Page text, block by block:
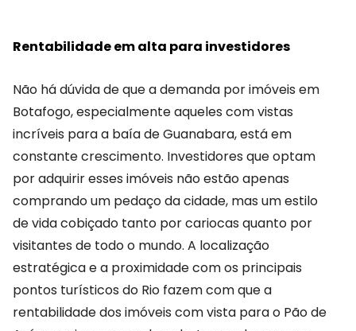
Rentabilidade em alta para investidores
Não há dúvida de que a demanda por imóveis em
Botafogo, especialmente aqueles com vistas
incríveis para a baía de Guanabara, está em
constante crescimento. Investidores que optam
por adquirir esses imóveis não estão apenas
comprando um pedaço da cidade, mas um estilo
de vida cobiçado tanto por cariocas quanto por
visitantes de todo o mundo. A localização
estratégica e a proximidade com os principais
pontos turísticos do Rio fazem com que a
rentabilidade dos imóveis com vista para o Pão de